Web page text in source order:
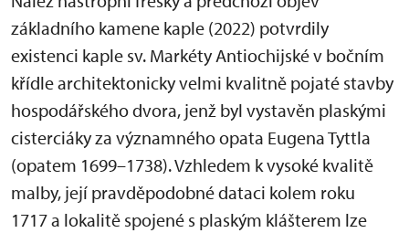
základního kamene kaple (2022) potvrdily
existenci kaple sv. Markéty Antiochijské v bočním
křídle architektonicky velmi kvalitně pojaté stavby
hospodářského dvora, jenž byl vystavěn plaskými
cisterciáky za významného opata Eugena Tyttla
(opatem 1699–1738). Vzhledem k vysoké kvalitě
malby, její pravděpodobné dataci kolem roku
1717 a lokalitě spojené s plaským klášterem lze